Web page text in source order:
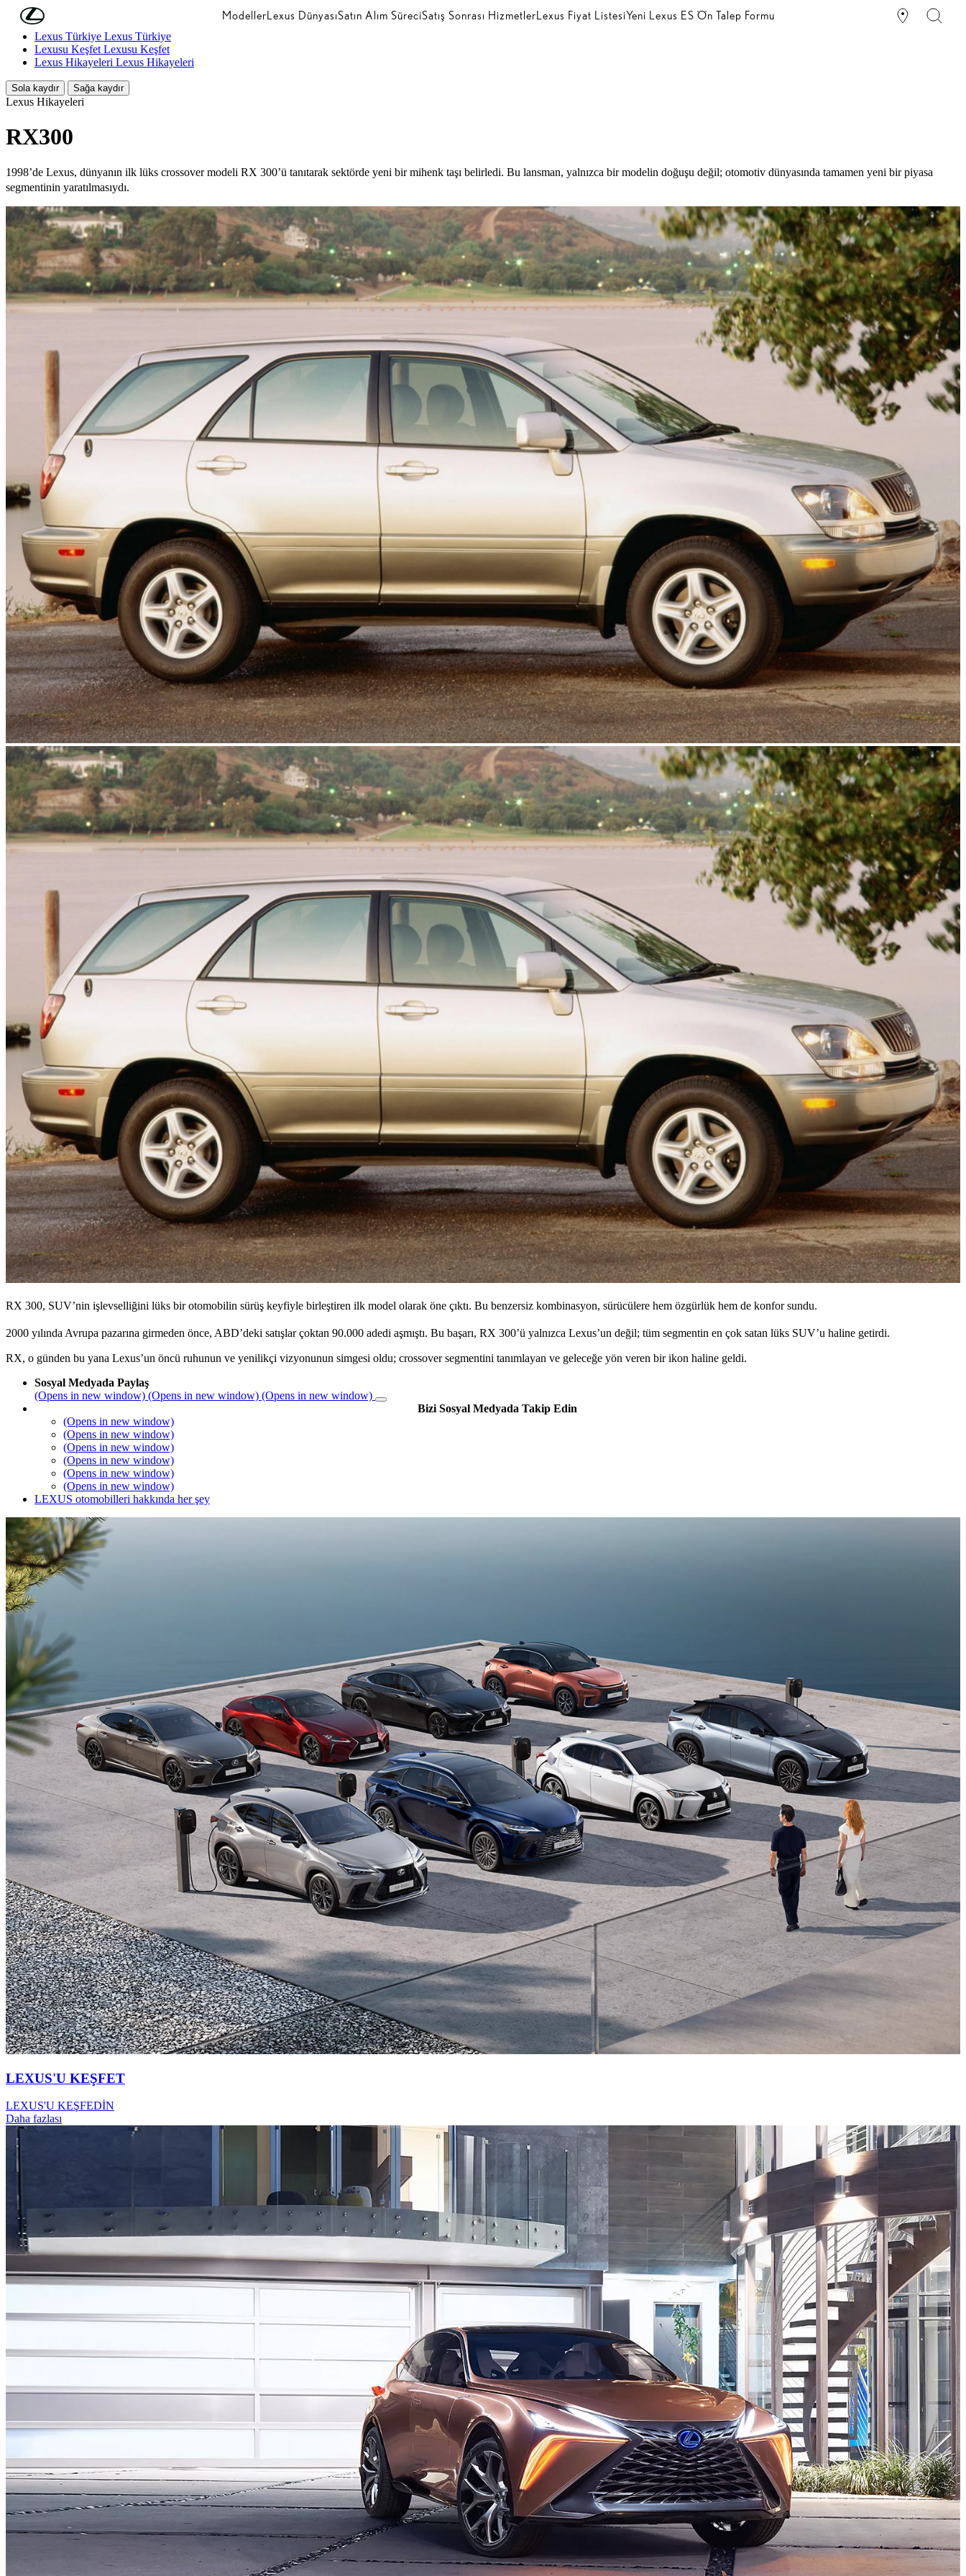
Skip to Main Content ModellerLexus DünyasıSatın Alım SüreciSatış Sonrası HizmetlerLexus Fiyat ListesiYeni Lexus ES Ön Talep Formu
Lexus Türkiye Lexus Türkiye
Lexusu Keşfet Lexusu Keşfet
Lexus Hikayeleri Lexus Hikayeleri
Sola kaydır Sağa kaydır
Lexus Hikayeleri
RX300
1998’de Lexus, dünyanın ilk lüks crossover modeli RX 300’ü tanıtarak sektörde yeni bir mihenk taşı belirledi. Bu lansman, yalnızca bir modelin doğuşu değil; otomotiv dünyasında tamamen yeni bir piyasa
segmentinin yaratılmasıydı.
RX 300, SUV’nin işlevselliğini lüks bir otomobilin sürüş keyfiyle birleştiren ilk model olarak öne çıktı. Bu benzersiz kombinasyon, sürücülere hem özgürlük hem de konfor sundu.
2000 yılında Avrupa pazarına girmeden önce, ABD’deki satışlar çoktan 90.000 adedi aşmıştı. Bu başarı, RX 300’ü yalnızca Lexus’un değil; tüm segmentin en çok satan lüks SUV’u haline getirdi.
RX, o günden bu yana Lexus’un öncü ruhunun ve yenilikçi vizyonunun simgesi oldu; crossover segmentini tanımlayan ve geleceğe yön veren bir ikon haline geldi.
Sosyal Medyada Paylaş
(Opens in new window) (Opens in new window) (Opens in new window)
Bizi Sosyal Medyada Takip Edin
(Opens in new window)
(Opens in new window)
(Opens in new window)
(Opens in new window)
(Opens in new window)
(Opens in new window)
LEXUS otomobilleri hakkında her şey
LEXUS'U KEŞFET
LEXUS'U KEŞFEDİN
Daha fazlası